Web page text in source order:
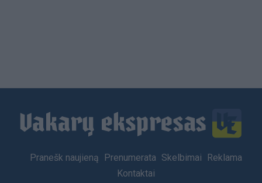
Footer
Pranešk naujieną Prenumerata Skelbimai
Reklama
Kontaktai